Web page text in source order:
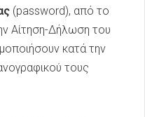
(password), από το
Αίτηση-Δήλωση του
κατά την
τους